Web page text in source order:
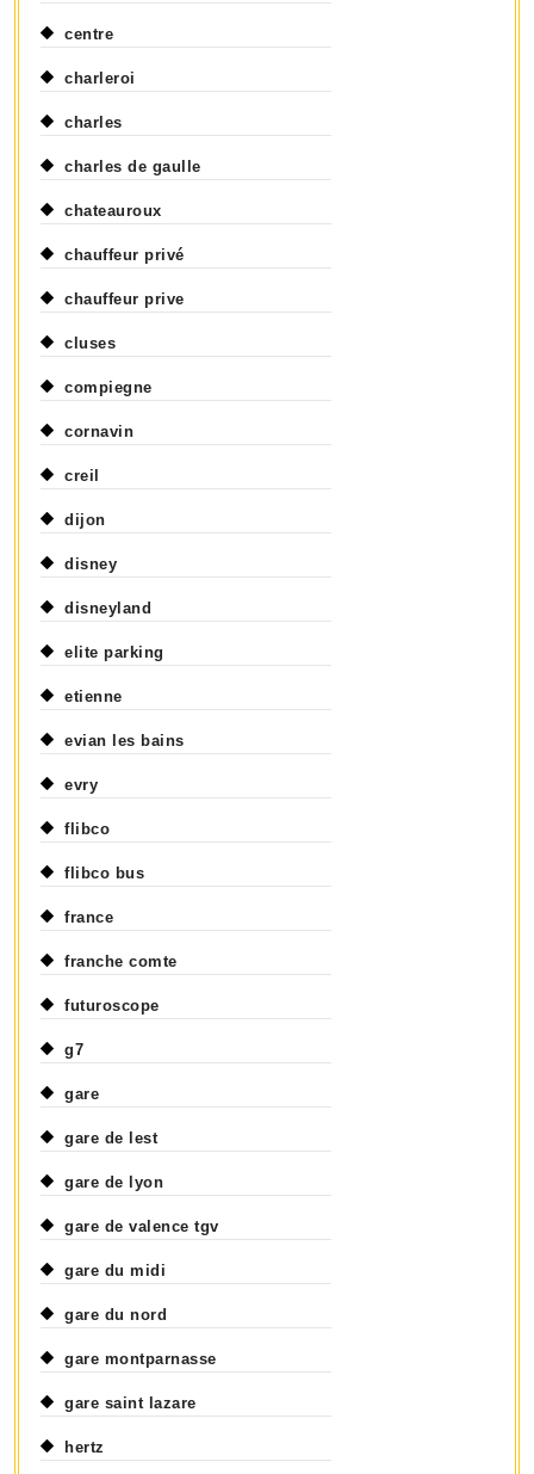
centre
charleroi
charles
charles de gaulle
chateauroux
chauffeur privé
chauffeur prive
cluses
compiegne
cornavin
creil
dijon
disney
disneyland
elite parking
etienne
evian les bains
evry
flibco
flibco bus
france
franche comte
futuroscope
g7
gare
gare de lest
gare de lyon
gare de valence tgv
gare du midi
gare du nord
gare montparnasse
gare saint lazare
hertz